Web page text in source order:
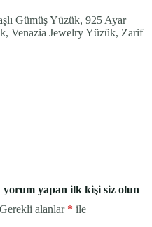
Gümüş Yüzük, 925 Ayar
Venazia Jewelry Yüzük, Zarif
yapan ilk kişi siz olun
Gerekli alanlar * ile